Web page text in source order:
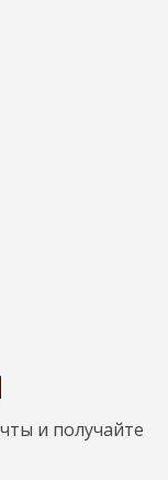
и получайте